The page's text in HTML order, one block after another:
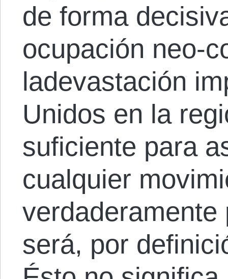
de forma
ocupación neo-
ladevastación
Unidos en la
suficiente para
cualquier
verdaderamente
será, por